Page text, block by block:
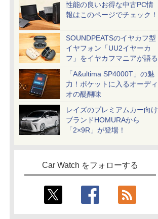
性能の良いお得な中古PC情
報はこのページでチェック！
SOUNDPEATSのイヤカフ型
イヤフォン「UU2イヤーカ
フ」をイヤカフマニアが語る
「A&ultima SP4000T」の魅
力！ポケットに入るオーディ
オの醍醐味
レイズのプレミアムカー向け
ブランドHOMURAから
「2×9R」が登場！
Car Watch をフォローする